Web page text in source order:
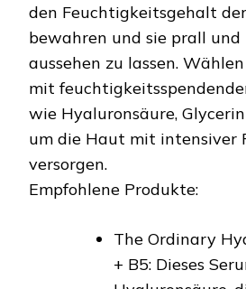
den Feuchtigkeitsgehalt
bewahren und sie prall
aussehen zu lassen.
mit
wie Hyaluronsäure,
um die Haut mit intensiver
versorgen.
Empfohlene Produkte:
The Ordinary
+ B5: Dieses